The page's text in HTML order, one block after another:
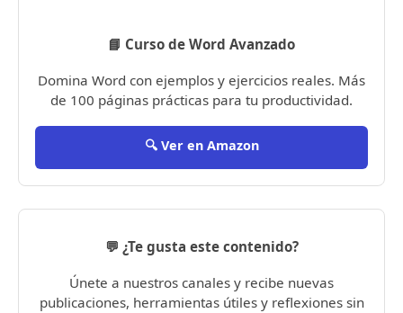
📘 Curso de Word Avanzado
Domina Word con ejemplos y ejercicios reales. Más
de 100 páginas prácticas para tu productividad.
🔍 Ver en Amazon
💬 ¿Te gusta este contenido?
Únete a nuestros canales y recibe nuevas
publicaciones, herramientas útiles y reflexiones sin